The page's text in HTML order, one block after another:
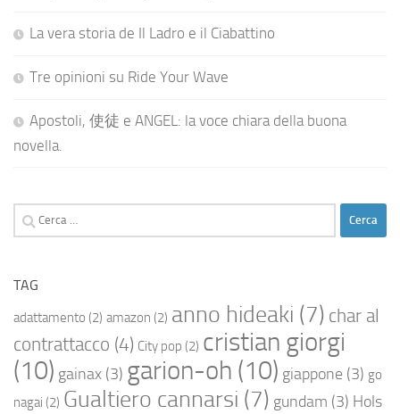
La vera storia de Il Ladro e il Ciabattino
Tre opinioni su Ride Your Wave
Apostoli, 使徒 e ANGEL: la voce chiara della buona
novella.
Ricerca
per:
TAG
adattamento (2) amazon (2) anno hideaki (7) char al
contrattacco (4) City pop (2) cristian giorgi
(10) gainax (3) garion-oh (10) giappone (3) go
nagai (2) Gualtiero cannarsi (7) gundam (3) Hols